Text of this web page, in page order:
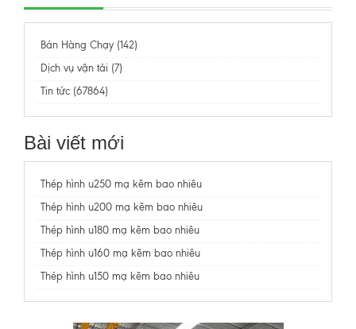
Bán Hàng Chạy (142)
Dịch vụ vận tải (7)
Tin tức (67864)
Bài viết mới
Thép hình u250 mạ kẽm bao nhiêu
Thép hình u200 mạ kẽm bao nhiêu
Thép hình u180 mạ kẽm bao nhiêu
Thép hình u160 mạ kẽm bao nhiêu
Thép hình u150 mạ kẽm bao nhiêu